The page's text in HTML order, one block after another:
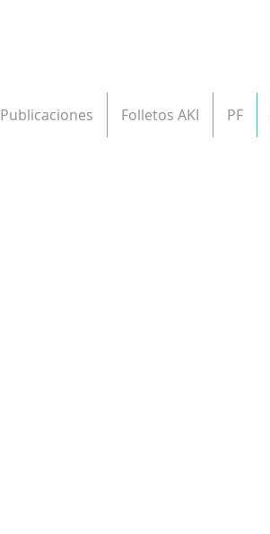
Publicaciones Folletos AKI PF